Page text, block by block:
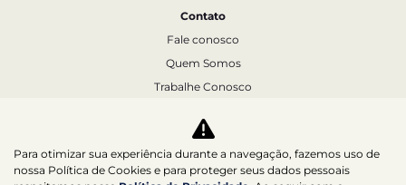
Contato
Fale conosco
Quem Somos
Trabalhe Conosco
Agende um test-drive
Política de Privacidade
Para otimizar sua experiência durante a navegação, fazemos uso de
nossa Política de Cookies e para proteger seus dados pessoais